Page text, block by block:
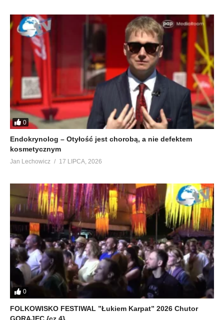
0
Endokrynolog – Otyłość jest chorobą, a nie defektem
kosmetycznym
Jan Lechowicz 17 LIPCA, 2026
0
FOLKOWISKO FESTIWAL ”Łukiem Karpat” 2026 Chutor
GORAJEC {cz 4}